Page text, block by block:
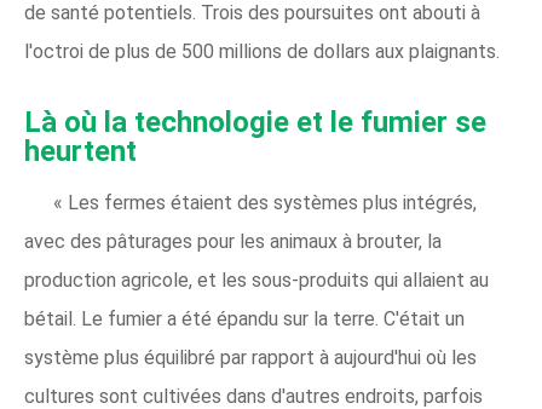
de santé potentiels. Trois des poursuites ont abouti à
l'octroi de plus de 500 millions de dollars aux plaignants.
Là où la technologie et le fumier se
heurtent
« Les fermes étaient des systèmes plus intégrés,
avec des pâturages pour les animaux à brouter, la
production agricole, et les sous-produits qui allaient au
bétail. Le fumier a été épandu sur la terre. C'était un
système plus équilibré par rapport à aujourd'hui où les
cultures sont cultivées dans d'autres endroits, parfois